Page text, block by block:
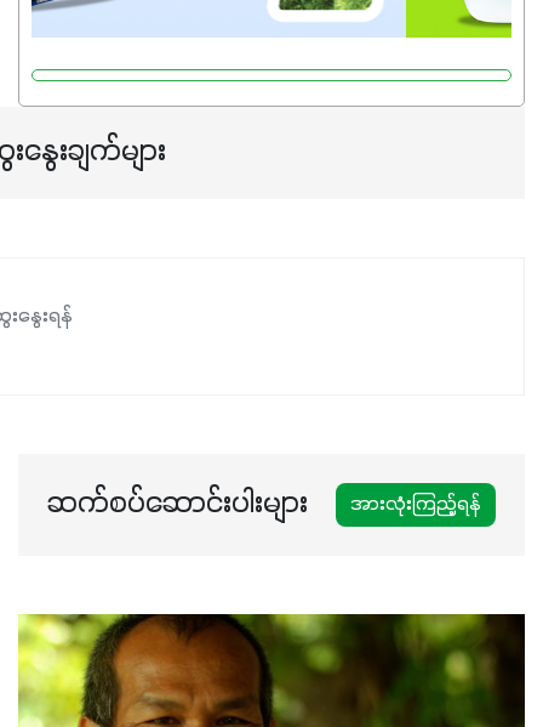
နွေးချက်များ
နွေးရန်
ဆက်စပ်ဆောင်းပါးများ အားလုံးကြည့်ရန်